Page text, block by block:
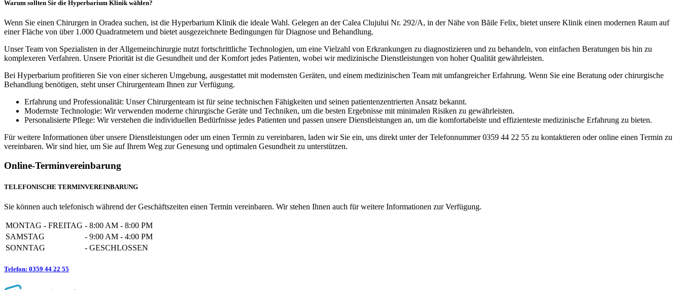
Warum sollten Sie die Hyperbarium Klinik wählen?
Wenn Sie einen Chirurgen in Oradea suchen, ist die Hyperbarium Klinik die ideale Wahl. Gelegen an der Calea Clujului Nr. 292/A, in der Nähe von Băile Felix, bietet unsere Klinik einen modernen Raum auf
einer Fläche von über 1.000 Quadratmetern und bietet ausgezeichnete Bedingungen für Diagnose und Behandlung.
Unser Team von Spezialisten in der Allgemeinchirurgie nutzt fortschrittliche Technologien, um eine Vielzahl von Erkrankungen zu diagnostizieren und zu behandeln, von einfachen Beratungen bis hin zu
komplexeren Verfahren. Unsere Priorität ist die Gesundheit und der Komfort jedes Patienten, wobei wir medizinische Dienstleistungen von hoher Qualität gewährleisten.
Bei Hyperbarium profitieren Sie von einer sicheren Umgebung, ausgestattet mit modernsten Geräten, und einem medizinischen Team mit umfangreicher Erfahrung. Wenn Sie eine Beratung oder chirurgische
Behandlung benötigen, steht unser Chirurgenteam Ihnen zur Verfügung.
Erfahrung und Professionalität: Unser Chirurgenteam ist für seine technischen Fähigkeiten und seinen patientenzentrierten Ansatz bekannt.
Modernste Technologie: Wir verwenden moderne chirurgische Geräte und Techniken, um die besten Ergebnisse mit minimalen Risiken zu gewährleisten.
Personalisierte Pflege: Wir verstehen die individuellen Bedürfnisse jedes Patienten und passen unsere Dienstleistungen an, um die komfortabelste und effizienteste medizinische Erfahrung zu bieten.
Für weitere Informationen über unsere Dienstleistungen oder um einen Termin zu vereinbaren, laden wir Sie ein, uns direkt unter der Telefonnummer 0359 44 22 55 zu kontaktieren oder online einen Termin zu
vereinbaren. Wir sind hier, um Sie auf Ihrem Weg zur Genesung und optimalen Gesundheit zu unterstützen.
Online-Terminvereinbarung
TELEFONISCHE TERMINVEREINBARUNG
Sie können auch telefonisch während der Geschäftszeiten einen Termin vereinbaren. Wir stehen Ihnen auch für weitere Informationen zur Verfügung.
MONTAG - FREITAG - 8:00 AM - 8:00 PM
SAMSTAG
- 9:00 AM - 4:00 PM
SONNTAG
- GESCHLOSSEN
Telefon: 0359 44 22 55